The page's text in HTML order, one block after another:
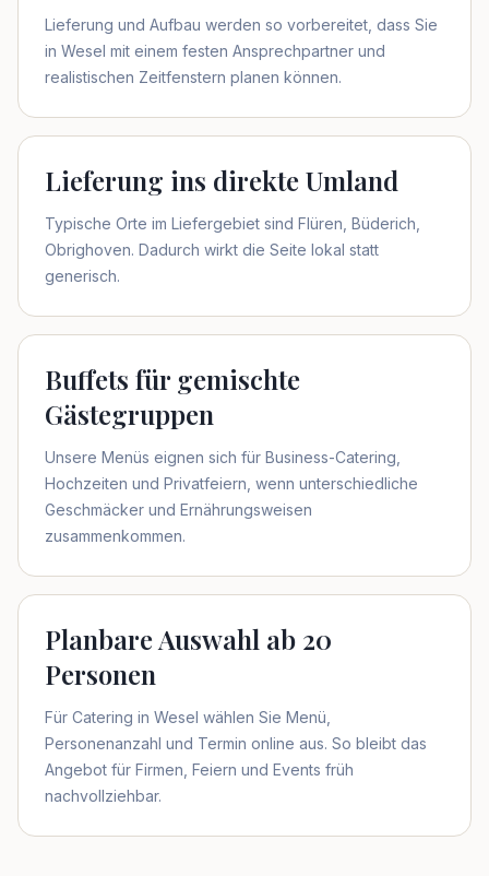
Lieferung und Aufbau werden so vorbereitet, dass Sie
in Wesel mit einem festen Ansprechpartner und
realistischen Zeitfenstern planen können.
Lieferung ins direkte Umland
Typische Orte im Liefergebiet sind Flüren, Büderich,
Obrighoven. Dadurch wirkt die Seite lokal statt
generisch.
Buffets für gemischte
Gästegruppen
Unsere Menüs eignen sich für Business-Catering,
Hochzeiten und Privatfeiern, wenn unterschiedliche
Geschmäcker und Ernährungsweisen
zusammenkommen.
Planbare Auswahl ab 20
Personen
Für Catering in Wesel wählen Sie Menü,
Personenanzahl und Termin online aus. So bleibt das
Angebot für Firmen, Feiern und Events früh
nachvollziehbar.